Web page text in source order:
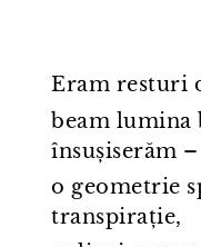
Eram resturi
beam lumina
însușiserăm –
o geometrie
transpirație,